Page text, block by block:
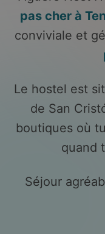
pas cher à
conviviale et
Le hostel est
de San
boutiques où
quand
Séjour